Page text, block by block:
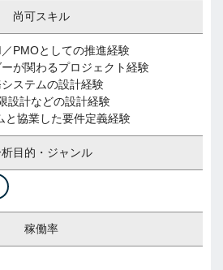
尚可スキル
／PMOとしての推進経験
が関わるプロジェクト経験
ステムの設計経験
設計などの設計経験
と協業した要件定義経験
目的・ジャンル
稼働率